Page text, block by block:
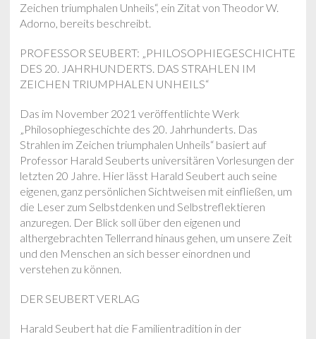
Zeichen triumphalen Unheils“, ein Zitat von Theodor W.
Adorno, bereits beschreibt.
PROFESSOR SEUBERT: „PHILOSOPHIEGESCHICHTE
DES 20. JAHRHUNDERTS. DAS STRAHLEN IM
ZEICHEN TRIUMPHALEN UNHEILS“
Das im November 2021 veröffentlichte Werk
„Philosophiegeschichte des 20. Jahrhunderts. Das
Strahlen im Zeichen triumphalen Unheils“ basiert auf
Professor Harald Seuberts universitären Vorlesungen der
letzten 20 Jahre. Hier lässt Harald Seubert auch seine
eigenen, ganz persönlichen Sichtweisen mit einfließen, um
die Leser zum Selbstdenken und Selbstreflektieren
anzuregen. Der Blick soll über den eigenen und
althergebrachten Tellerrand hinaus gehen, um unsere Zeit
und den Menschen an sich besser einordnen und
verstehen zu können.
DER SEUBERT VERLAG
Harald Seubert hat die Familientradition in der